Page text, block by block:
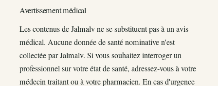
Avertissement médical
Les contenus de Jalmalv ne se substituent pas à un avis
médical. Aucune donnée de santé nominative n'est
collectée par Jalmalv. Si vous souhaitez interroger un
professionnel sur votre état de santé, adressez-vous à votre
médecin traitant ou à votre pharmacien. En cas d'urgence